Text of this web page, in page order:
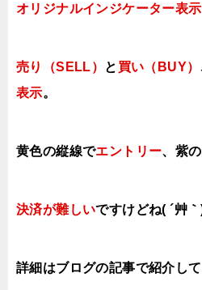
オリジナルインジケーター表
売り（SELL） と 買い（BUY）
表示。
黄色の縦線でエントリー、紫
決済が難しいですけどね( ´艸
詳細はブログの記事で紹介して